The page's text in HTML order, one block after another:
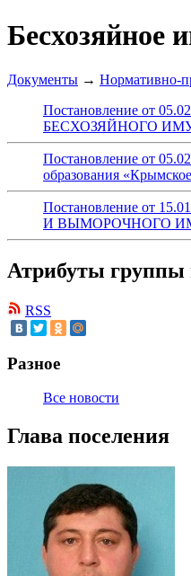
Бесхозяйное
Документы → Нормативно-
Постановление
БЕСХОЗЯЙНОГО
Постановление от
образования
Постановление
И ВЫМОРОЧНОГО
Атрибуты группы
RSS
Разное
Все новости
Глава поселения